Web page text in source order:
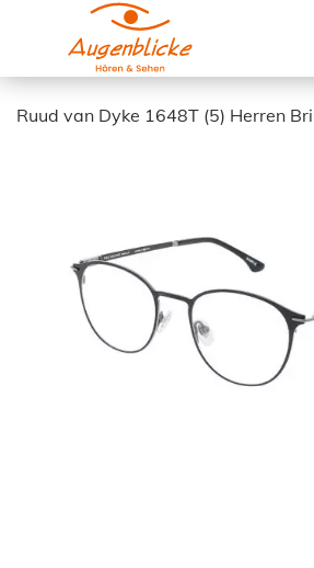
Ruud van Dyke 1648T (5) Herren